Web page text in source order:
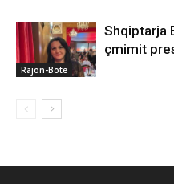
Rajon-Botë
Shqiptarja
çmimit